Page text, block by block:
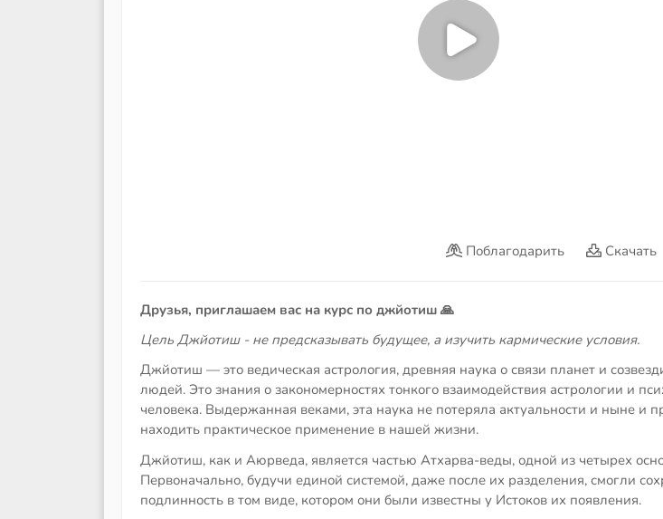
Поблагодарить Скачать
Друзья, приглашаем вас на курс по джйотиш 🙏
Цель Джйотиш - не предсказывать будущее, а изучить кармические условия.
Джйотиш — это ведическая астрология, древняя наука о связи планет и
людей. Это знания о закономерностях тонкого взаимодействия астрологии и
человека. Выдержанная веками, эта наука не потеряла актуальности и ныне и
находить практическое применение в нашей жизни.
Джйотиш, как и Аюрведа, является частью Атхарва-веды, одной из четырех
Первоначально, будучи единой системой, даже после их разделения, смогли
подлинность в том виде, котором они были известны у Истоков их появления.